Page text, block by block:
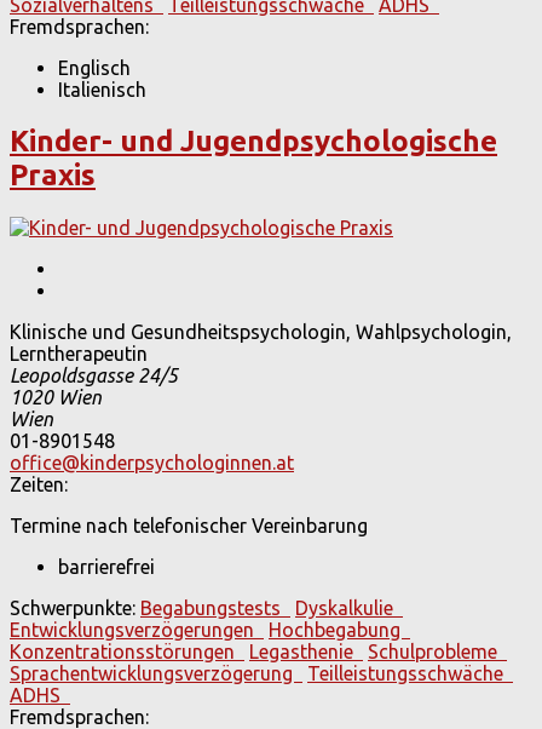
Sozialverhaltens Teilleistungsschwäche
ADHS
Fremdsprachen:
Englisch
Italienisch
Kinder- und Jugendpsychologische
Praxis
Klinische und Gesundheitspsychologin, Wahlpsychologin,
Lerntherapeutin
Leopoldsgasse 24/5
1020Wien
Wien
01-8901548
office@kinderpsychologinnen.at
Zeiten:
Termine nach telefonischer Vereinbarung
barrierefrei
Schwerpunkte: Begabungstests
Dyskalkulie
Entwicklungsverzögerungen
Hochbegabung
Konzentrationsstörungen
Legasthenie
Schulprobleme
Sprachentwicklungsverzögerung
Teilleistungsschwäche
ADHS
Fremdsprachen: